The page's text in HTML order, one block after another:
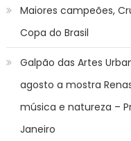
Maiores campeões,
Copa do Brasil
Galpão das Artes
agosto a mostra
música e natureza –
Janeiro